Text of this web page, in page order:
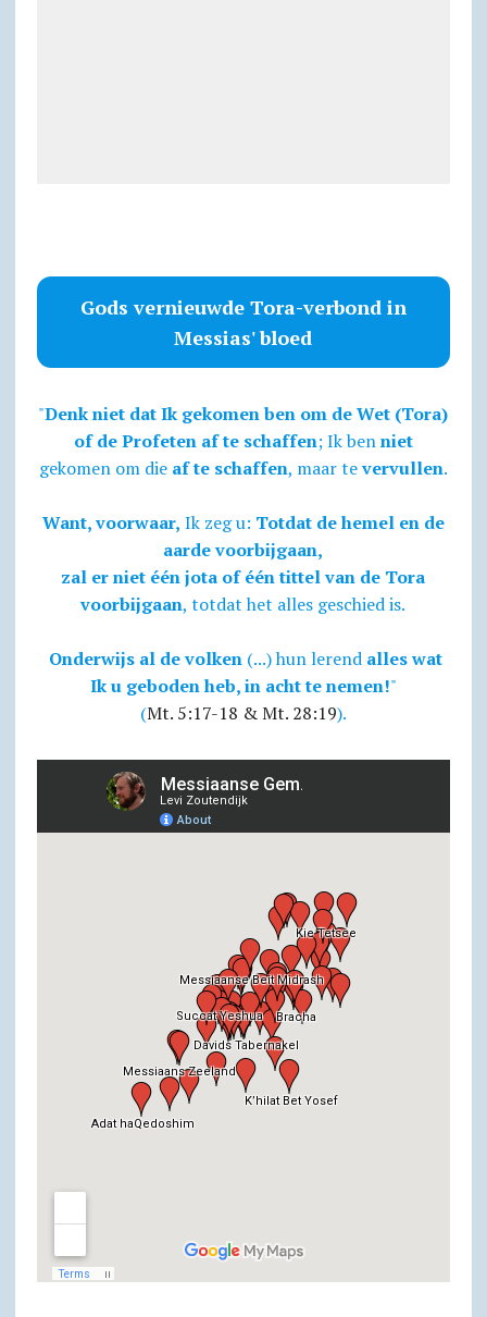
Gods vernieuwde Tora-verbond in
Messias' bloed
"Denk niet dat Ik gekomen ben om de Wet (Tora)
of de Profeten af te schaffen; Ik benniet
gekomen om die af te schaffen, maar tevervullen.
Want, voorwaar, Ik zeg u: Totdat de hemel en de
aarde voorbijgaan,
zal er niet één jota of één tittel van de Tora
voorbijgaan, totdat het alles geschied is.
Onderwijs al de volken(...) hun lerend alles wat
Ik u geboden heb, in acht te nemen!"
(Mt. 5:17-18 & Mt. 28:19).